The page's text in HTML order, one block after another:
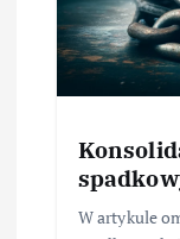
W artykule